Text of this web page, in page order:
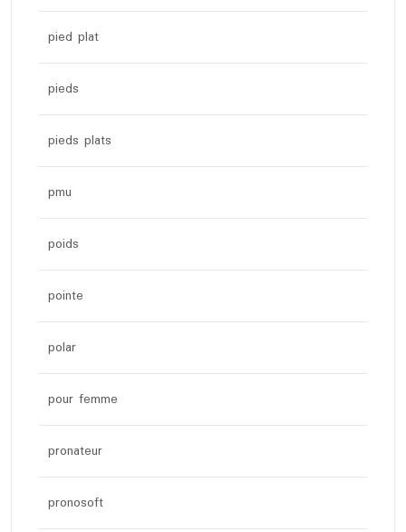
pied plat
pieds
pieds plats
pmu
poids
pointe
polar
pour femme
pronateur
pronosoft